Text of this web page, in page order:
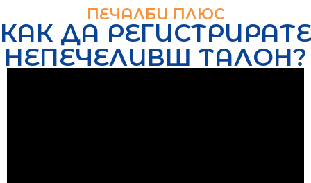
ПЕЧАЛБИ ПЛЮС
КАК ДА РЕГИСТРИРАТЕ
НЕПЕЧЕЛИВШ ТАЛОН?